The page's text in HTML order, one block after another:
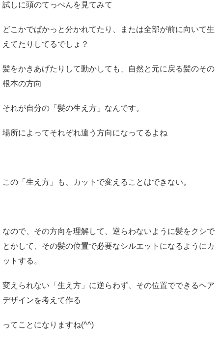
試しに頭のてっぺんを見てみて
どこかでぱかっと分かれてたり、または全部が前に向いて生
えてたりしてるでしょ？
髪をかきあげたりして動かしても、自然と元に戻る髪のその
根本の方向
それが自分の「髪の生え方」なんです。
場所によってそれぞれ違う方向になってるよね
この「生え方」も、カットで変えることはできない。
なので、その方向を理解して、逆らわないように髪をクシで
とかして、その髪の位置で必要なシルエットになるようにカ
ットする。
変えられない「生え方」に逆らわず、その位置でできるヘア
デザインを考えて作る
ってことになりますね(^^)